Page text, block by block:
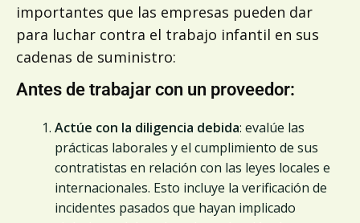
importantes que las empresas pueden dar
para luchar contra el trabajo infantil en sus
cadenas de suministro:
Antes de trabajar con un proveedor:
Actúe con la diligencia debida: evalúe las
prácticas laborales y el cumplimiento de sus
contratistas en relación con las leyes locales e
internacionales. Esto incluye la verificación de
incidentes pasados que hayan implicado